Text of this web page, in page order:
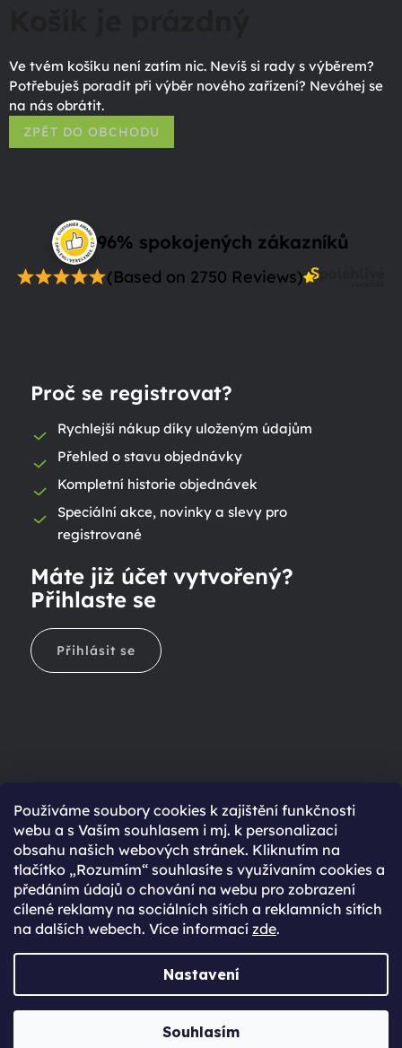
Používáme soubory cookies k zajištění funkčnosti
webu a s Vaším souhlasem i mj. k personalizaci
obsahu našich webových stránek. Kliknutím na
tlačítko „Rozumím“ souhlasíte s využívaním cookies a
předáním údajů o chování na webu pro zobrazení
cílené reklamy na sociálních sítích a reklamních sítích
na dalších webech. Více informací zde.
Nastavení
Souhlasím
Ve tvém košíku není zatím nic. Nevíš si rady s výběrem?
Potřebuješ poradit při výběr nového zařízení? Neváhej se
na nás obrátit.
ZPĚT DO OBCHODU
96% spokojených zákazníků
(Based on 2750 Reviews)
Proč se registrovat?
Rychlejší nákup díky uloženým údajům
Přehled o stavu objednávky
Kompletní historie objednávek
Speciální akce, novinky a slevy pro
registrované
Máte již účet vytvořený?
Přihlaste se
Přihlásit se
Ještě nemáte účet?
Rychlejší nákup díky uloženým údajům
Přehled o stavu objednávky
Kompletní historie objednávek
Speciální akce, novinky a slevy pro registrované
Vytvořil Shoptet Premium
JabkoLevně.cz. Všechna práva vyhrazena.